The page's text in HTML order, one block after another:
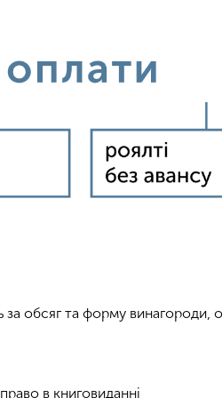
обсяг та форму винагороди,
в книговиданні